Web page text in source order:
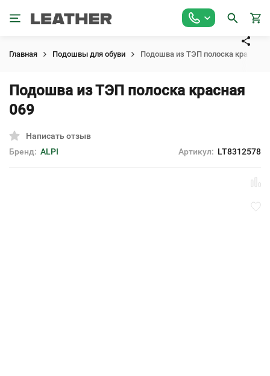
Главная Подошвы для обуви Подошва из ТЭП полоска красная
Подошва из ТЭП полоска красная
069
Написать отзыв
Бренд: ALPI Артикул: LT8312578